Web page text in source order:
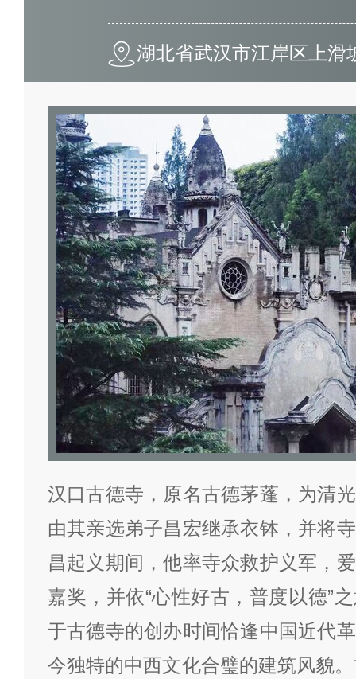
湖北省武汉市江岸区上滑
汉口古德寺，原名古德茅蓬，为清
由其亲选弟子昌宏继承衣钵，并将
昌起义期间，他率寺众救护义军，
嘉奖，并依“心性好古，普度以德”
于古德寺的创办时间恰逢中国近代
今独特的中西文化合璧的建筑风貌